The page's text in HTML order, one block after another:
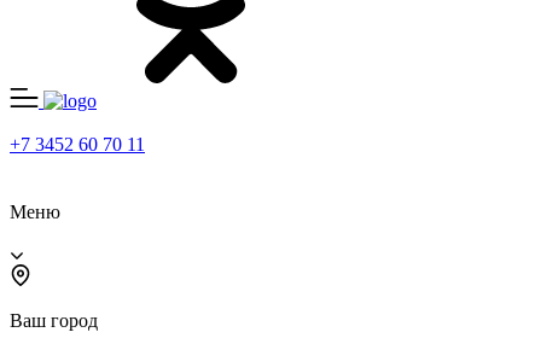
+7 3452 60 70 11
Меню
Ваш город